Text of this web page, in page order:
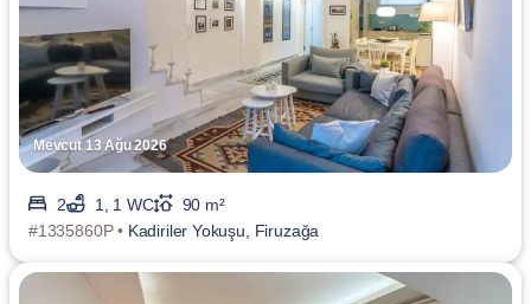
Mevcut 13 Ağu 2026
2 1, 1 WC
90 m²
#1335860P • Kadiriler Yokuşu, Firuzağa